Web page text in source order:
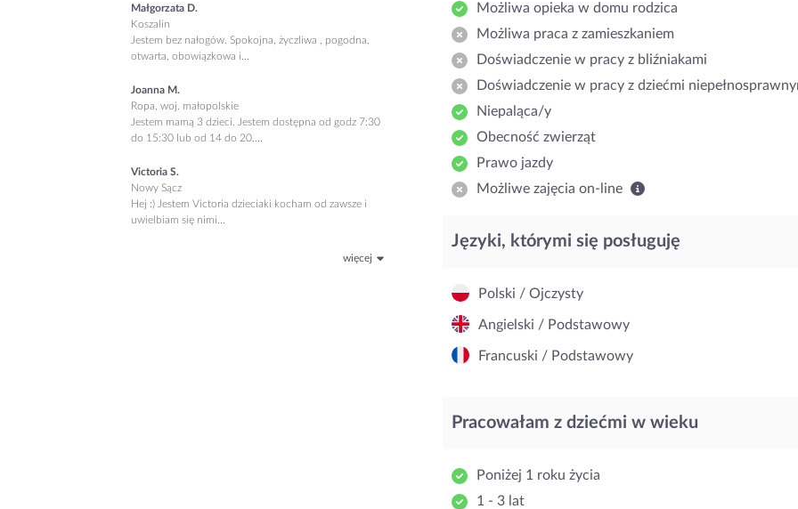
Małgorzata D.
Koszalin
Jestem bez nałogów. Spokojna, życzliwa , pogodna,
otwarta, obowiązkowa i...
Joanna M.
Ropa, woj. małopolskie
Jestem mamą 3 dzieci. Jestem dostępna od godz 7:30
do 15:30 lub od 14 do 20....
Victoria S.
Nowy Sącz
Hej :) Jestem Victoria dzieciaki kocham od zawsze i
uwielbiam się nimi...
więcej
Możliwa opieka w domu rodzica
Możliwa praca z zamieszkaniem
Doświadczenie w pracy z bliźniakami
Doświadczenie w pracy z dziećmi
Niepaląca/y
Obecność zwierząt
Prawo jazdy
Możliwe zajęcia on-line
Języki, którymi się posługuję
Polski / Ojczysty
Angielski / Podstawowy
Francuski / Podstawowy
Pracowałam z dziećmi w wieku
Poniżej 1 roku życia
1 - 3 lat